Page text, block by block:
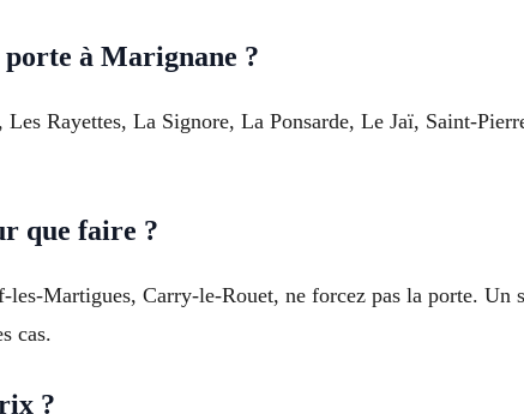
à Marignane ?
Rayettes, La Signore, La Ponsarde, Le Jaï, Saint-
que faire ?
Martigues, Carry-le-Rouet, ne forcez pas la porte. Un
cas.
?